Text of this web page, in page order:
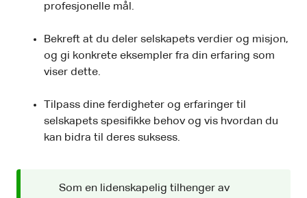
profesjonelle mål.
Bekreft at du deler selskapets verdier og misjon,
og gi konkrete eksempler fra din erfaring som
viser dette.
Tilpass dine ferdigheter og erfaringer til
selskapets spesifikke behov og vis hvordan du
kan bidra til deres suksess.
Som en lidenskapelig tilhenger av